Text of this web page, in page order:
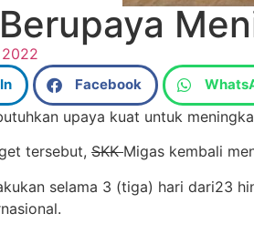
Facebook
upaya kuat untuk
tersebut, SKKMigas kembali
selama 3 (tiga) hari dari23
.